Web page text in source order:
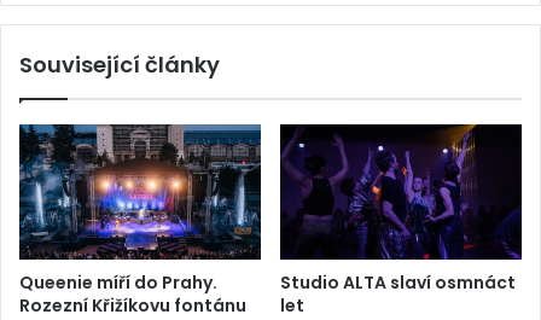
Související články
Queenie míří do Prahy.
Rozezní Křižíkovu fontánu
Studio ALTA slaví osmnáct
let